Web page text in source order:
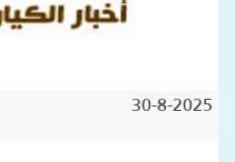
30-8-2025